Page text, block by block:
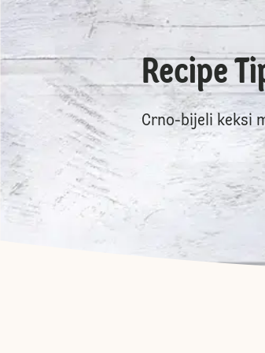
Recipe
Crno-bijeli keksi